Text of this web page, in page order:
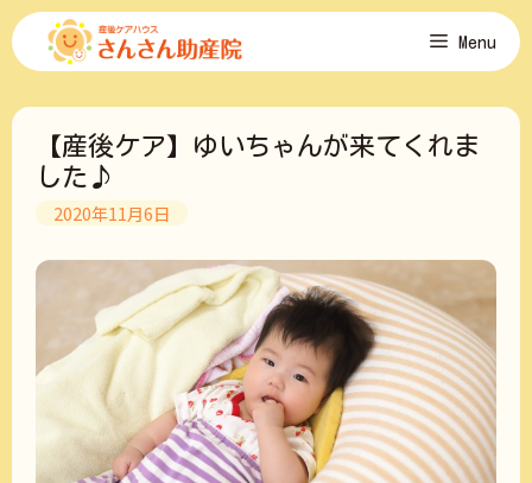
コ
ン
ツ
Menu
【産後ケア】ゆいちゃんが来てくれま
した♪
2020年11月6日